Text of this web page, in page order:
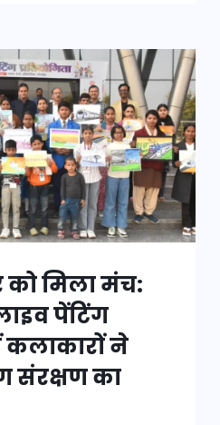
मिला मंच:
पेंटिंग
कलाकारों ने
संरक्षण का